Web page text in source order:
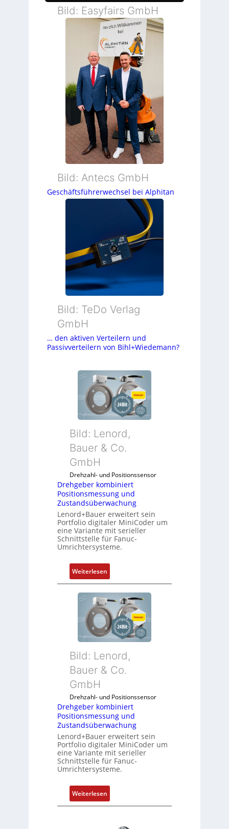
Bild: Easyfairs GmbH
Bild: Antecs GmbH
Geschäftsführerwechsel bei Alphitan
Bild: TeDo Verlag
GmbH
… den aktiven Verteilern und
Passivverteilern von Bihl+Wiedemann?
Bild: Lenord,
Bauer & Co.
GmbH
Drehzahl- und Positionssensor
Drehgeber kombiniert
Positionsmessung und
Zustandsüberwachung
Lenord+Bauer erweitert sein
Portfolio digitaler MiniCoder um
eine Variante mit serieller
Schnittstelle für Fanuc-
Umrichtersysteme.
Weiterlesen:
D
r
e
h
g
e
e
m
b
i
i
e
r
t
P
o
s
Bild: Lenord,
Bauer & Co.
GmbH
Drehzahl- und Positionssensor
Drehgeber kombiniert
Positionsmessung und
Zustandsüberwachung
Lenord+Bauer erweitert sein
Portfolio digitaler MiniCoder um
eine Variante mit serieller
Schnittstelle für Fanuc-
Umrichtersysteme.
Weiterlesen:
D